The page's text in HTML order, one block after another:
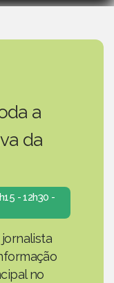
a
da
- 12h30 -
no